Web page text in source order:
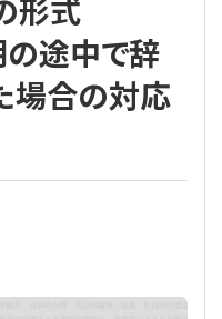
形式
の途中で辞
場合の対応